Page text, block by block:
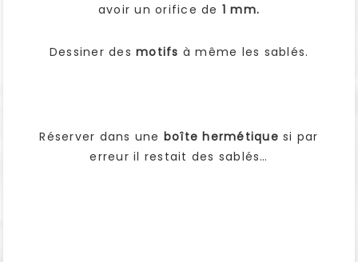
avoir un orifice de 1 mm.
Dessiner des motifs à même les sablés.
Réserver dans une boîte hermétique si par
erreur il restait des sablés…